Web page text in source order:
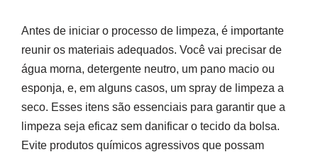
Antes de iniciar o processo de limpeza, é importante
reunir os materiais adequados. Você vai precisar de
água morna, detergente neutro, um pano macio ou
esponja, e, em alguns casos, um spray de limpeza a
seco. Esses itens são essenciais para garantir que a
limpeza seja eficaz sem danificar o tecido da bolsa.
Evite produtos químicos agressivos que possam